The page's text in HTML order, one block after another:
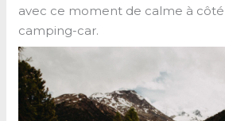
avec ce moment de calme à
camping-car.